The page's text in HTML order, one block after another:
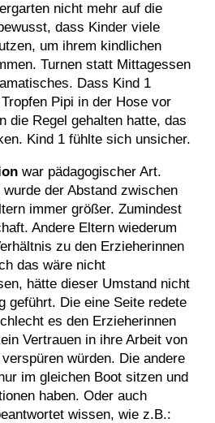
nicht mehr auf die
dass Kinder viele
um ihrem kindlichen
Turnen statt Mittagessen
Dass Kind 1
Pipi in der Hose vor
die Regel gehalten hatte, das
Kind 1 fühlte sich unsicher.
war pädagogischer Art.
der Abstand zwischen
immer größer. Zumindest
Andere Eltern wiederum
zu den Erzieherinnen
das wäre nicht
hätte dieser Umstand nicht
geführt. Die eine Seite redete
es den Erzieherinnen
Vertrauen in ihre Arbeit von
würden. Die andere
im gleichen Boot sitzen und
haben. Oder auch
wissen, wie z.B.: